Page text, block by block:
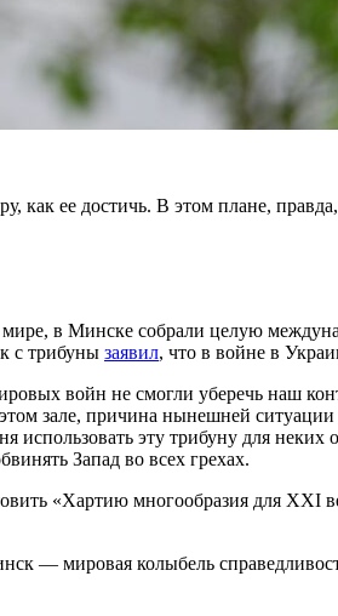
как ее достичь. В этом плане,
в Минске собрали целую
с трибуны заявил, что в войне в
войн не смогли уберечь наш
зале, причина нынешней
использовать эту трибуну для
Запад во всех грехах.
«Хартию многообразия для
— мировая колыбель